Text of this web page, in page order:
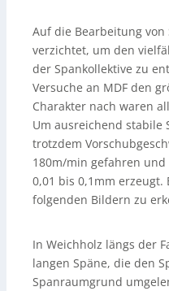
Auf die Bearbeitung
verzichtet, um den
der Spankollektive zu
Versuche an MDF den
Charakter nach waren
Um ausreichend stabile
trotzdem
180m/min gefahren
0,01 bis 0,1mm
folgenden Bildern zu
In Weichholz längs der
langen Späne, die den
Spanraumgrund